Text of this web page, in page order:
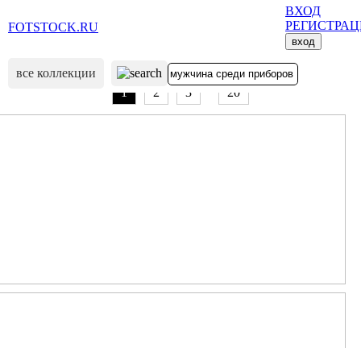
FOTSTOCK.RU
ВХОД
вход
все коллекции
1
2 3 ... 20